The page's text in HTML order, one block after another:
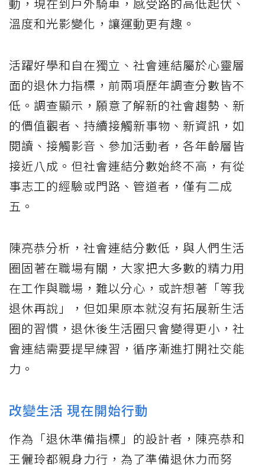
溫度和光影變化，讓運動更有趣。
活躍好學和自在獨立、社會連結屬於心靈層
面的退休力指標，前兩項歷年調查分數皆不
低。調查顯示，願意了解新的社會趨勢、新
的價值觀者、持續接觸新事物、新資訊，如
閱讀、接觸影音、參加活動者，各年齡層皆
接近八成。但社會連結分數始終不高，有從
事志工的經驗或門路、管道者，僅有二成
五。
陳亮恭分析，社會連結分數低，與人們生活
圈固著在職場有關，大家把大多數的精力用
在工作與職場，難以分心，或許想著「等我
退休再說」，但如果原本就沒有拓展新生活
圈的習慣，退休後生活圈只會變得更小，社
會連結需要提早練習，循序漸進打開社交能
力。
改變生活 現在開始行動
作為「退休準備指標」的設計者，陳亮恭和
王儷玲都親身力行，為了準備退休力而努